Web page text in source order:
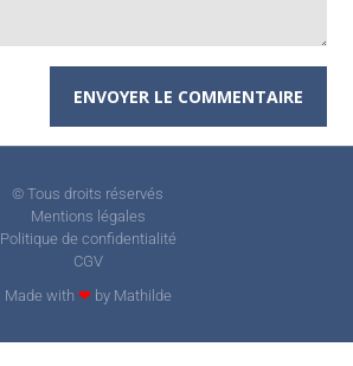
© Tous droits réservés
Mentions légales
Politique de confidentialité
CGV
Made with ❤ by Mathilde